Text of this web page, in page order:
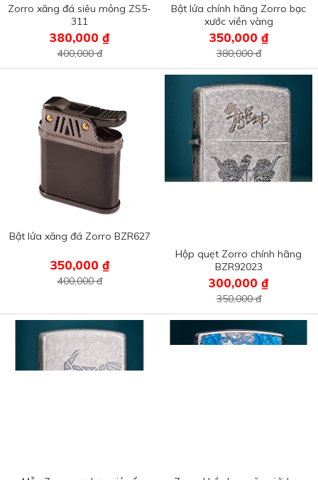
Zorro xăng đá siêu mỏng ZS5-
311
380,000 ₫
400,000 đ
Bật lửa chính hãng Zorro bạc
xước viền vàng
350,000 ₫
380,000 đ
Bật lửa xăng đá Zorro BZR627
350,000 ₫
400,000 đ
Hộp quẹt Zorro chính hãng
BZR92023
300,000 ₫
350,000 đ